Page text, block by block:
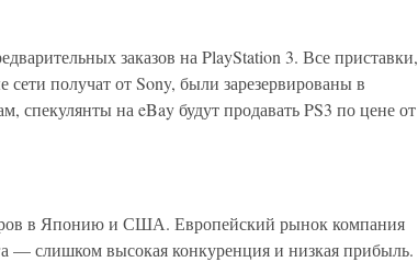
заказов на PlayStation 3. Все приставки,
сети получат от Sony, были зарезервированы в
спекулянты на eBay будут продавать PS3 по цене от
в Японию и США. Европейский рынок компания
— слишком высокая конкуренция и низкая прибыль.